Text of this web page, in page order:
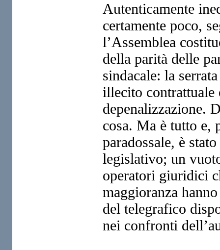
Autenticamente
certamente poco,
l’Assemblea
della parità delle
sindacale: la
illecito contrattuale
depenalizzazione.
cosa. Ma è tutto e,
paradossale, è
legislativo; un
operatori giuridici
maggioranza
del telegrafico
nei confronti